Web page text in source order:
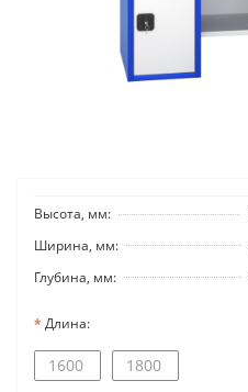
Высота, мм:
Ширина, мм:
Глубина, мм:
Длина:
1600 1800